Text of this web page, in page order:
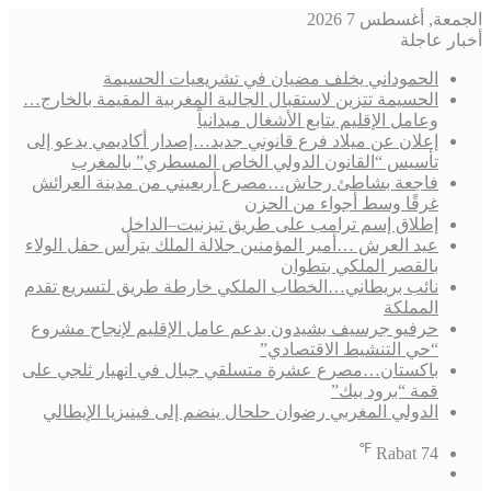
الجمعة, أغسطس 7 2026
أخبار عاجلة
الحموداني يخلف مضيان في تشريعيات الحسيمة
الحسيمة تتزين لاستقبال الجالية المغربية المقيمة بالخارج…
وعامل الإقليم يتابع الأشغال ميدانياً
إعلان عن ميلاد فرع قانوني جديد…إصدار أكاديمي يدعو إلى
تأسيس “القانون الدولي الخاص المسطري” بالمغرب
فاجعة بشاطئ رحاش…مصرع أربعيني من مدينة العرائش
غرقًا وسط أجواء من الحزن
إطلاق إسم ترامب على طريق تيزنيت–الداخل
عيد العرش …أمير المؤمنين جلالة الملك يترأس حفل الولاء
بالقصر الملكي بتطوان
نائب بريطاني…الخطاب الملكي خارطة طريق لتسريع تقدم
المملكة
حرفيو جرسيف يشيدون بدعم عامل الإقليم لإنجاح مشروع
“حي التنشيط الاقتصادي”
باكستان…مصرع عشرة متسلقي جبال في انهيار ثلجي على
قمة “برود بيك”
الدولي المغربي رضوان حلحال ينضم إلى فينيزيا الإيطالي
Rabat 74
℉